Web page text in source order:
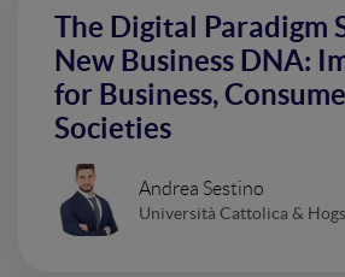
The Digital Paradigm
New Business DNA:
for Business,
Societies
Andrea Sestino
Università Cattolica &